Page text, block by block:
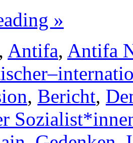
»
, Antifa, Antifa
, Bericht,